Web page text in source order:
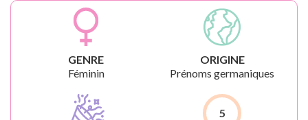
GENRE
Féminin
ORIGINE
Prénoms germaniques
5